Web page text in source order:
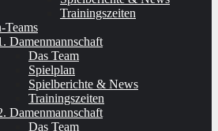
Trainingszeiten
Teams
Damenmannschaft
Das Team
Spielplan
Spielberichte & News
Trainingszeiten
Damenmannschaft
Das Team